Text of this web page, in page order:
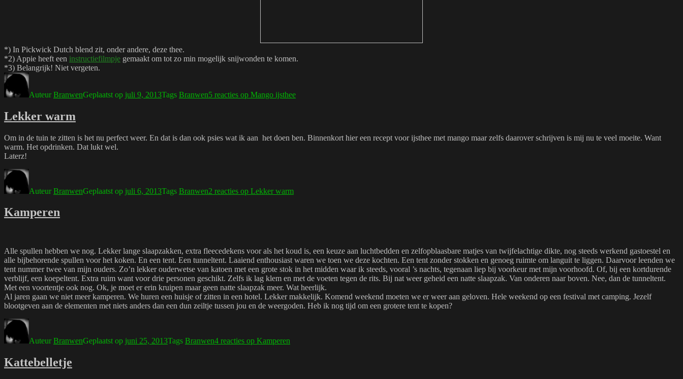
*) In Pickwick Dutch blend zit, onder andere, deze thee.
*2) Appie heeft een instructiefilmpje gemaakt om tot zo min mogelijk snijwonden te komen.
*3) Belangrijk! Niet vergeten.
AuteurBranwenGeplaatst op juli 9, 2013Tags Branwen5 reacties op Mango ijsthee
Lekker warm
Om in de tuin te zitten is het nu perfect weer. En dat is dan ook psies wat ik aan het doen ben. Binnenkort hier een recept voor ijsthee met mango maar zelfs daarover schrijven is mij nu te veel moeite. Want
warm. Het opdrinken. Dat lukt wel.
Laterz!
AuteurBranwenGeplaatst op juli 6, 2013Tags Branwen2 reacties op Lekker warm
Kamperen
Alle spullen hebben we nog. Lekker lange slaapzakken, extra fleecedekens voor als het koud is, een keuze aan luchtbedden en zelfopblaasbare matjes van twijfelachtige dikte, nog steeds werkend gastoestel en
alle bijbehorende spullen voor het koken. En een tent. Een tunneltent. Laaiend enthousiast waren we toen we deze kochten. Een tent zonder stokken en genoeg ruimte om languit te liggen. Daarvoor leenden we
tent nummer twee van mijn ouders. Zo’n lekker ouderwetse van katoen met een grote stok in het midden waar ik steeds, vooral ’s nachts, tegenaan liep bij voorkeur met mijn voorhoofd. Of, bij een kortdurende
verblijf, een koepeltent. Extra ruim want voor drie personen geschikt. Zelfs ik lag klem en met de voeten tegen de rits. Bij nat weer geheid een natte slaapzak. Van onderen naar boven. Nee, dan de tunneltent.
Met een voortentje ook nog. Ok, je moet er erin kruipen maar geen natte slaapzak meer. Wat heerlijk.
Al jaren gaan we niet meer kamperen. We huren een huisje of zitten in een hotel. Lekker makkelijk. Komend weekend moeten we er weer aan geloven. Hele weekend op een festival met camping. Jezelf
blootgeven aan de elementen met niets anders dan een dun zeiltje tussen jou en de weergoden. Heb ik nog tijd om een grotere tent te kopen?
AuteurBranwenGeplaatst op juni 25, 2013Tags Branwen4 reacties op Kamperen
Kattebelletje